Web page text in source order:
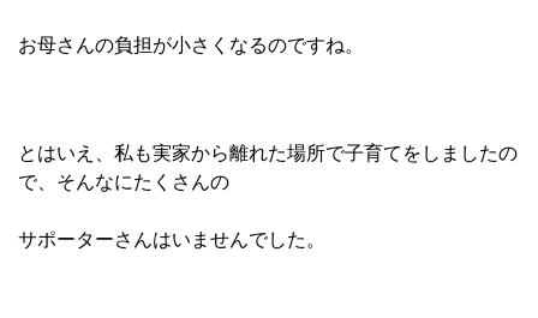
お母さんの負担が小さくなるのですね。
とはいえ、私も実家から離れた場所で子育てをしましたの
で、そんなにたくさんの
サポーターさんはいませんでした。